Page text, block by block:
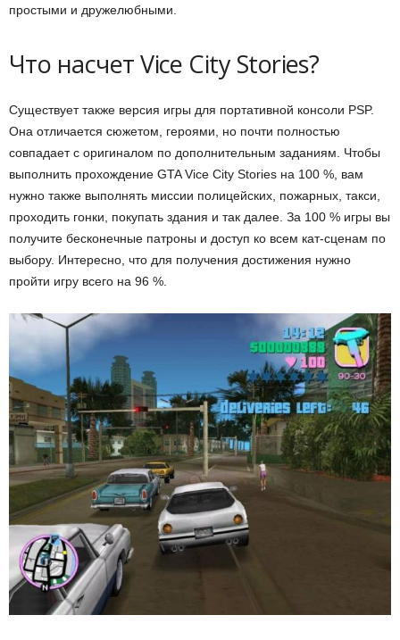
простыми и дружелюбными.
Что насчет Vice City Stories?
Существует также версия игры для портативной консоли PSP.
Она отличается сюжетом, героями, но почти полностью
совпадает с оригиналом по дополнительным заданиям. Чтобы
выполнить прохождение GTA Vice City Stories на 100 %, вам
нужно также выполнять миссии полицейских, пожарных, такси,
проходить гонки, покупать здания и так далее. За 100 % игры вы
получите бесконечные патроны и доступ ко всем кат-сценам по
выбору. Интересно, что для получения достижения нужно
пройти игру всего на 96 %.